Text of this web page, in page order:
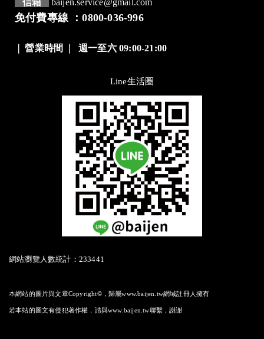
信箱
baijen.service@gmail.com
免付費專線 ：0800-036-996
營業時間 ❘週一至六 09:00-21:00
Line生活圈
網站瀏覽人數統計：233441
本網站的圖片與文章Copyright©，歸屬www.baijen.tw網域註冊人擁有
若本站的圖文有侵犯著作權，請與www.baijen.tw聯繫，謝謝